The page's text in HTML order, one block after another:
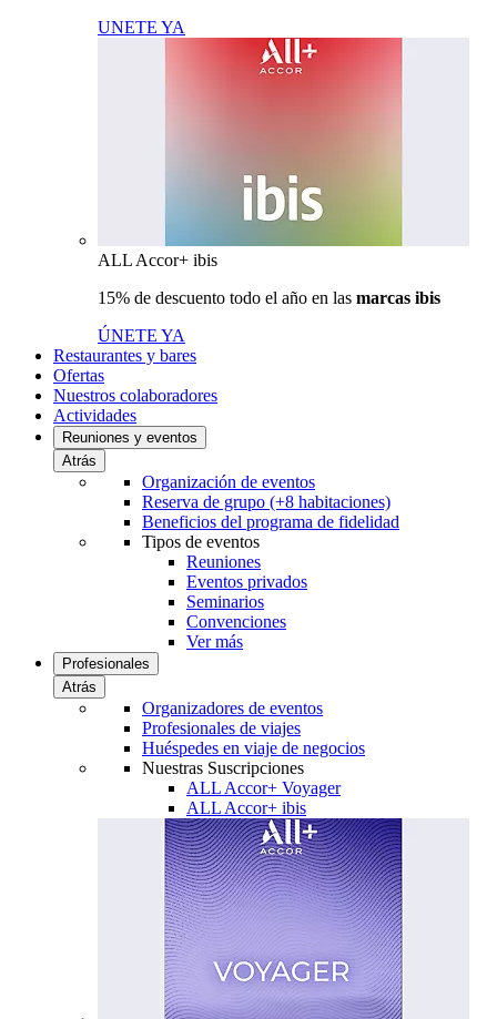
UNETE YA
ALL Accor+ ibis
15% de descuento todo el año en las marcas ibis
ÚNETE YA
Restaurantes y bares
Ofertas
Nuestros colaboradores
Actividades
Reuniones y eventos
Atrás
Organización de eventos
Reserva de grupo (+8 habitaciones)
Beneficios del programa de fidelidad
Tipos de eventos
Reuniones
Eventos privados
Seminarios
Convenciones
Ver más
Profesionales
Atrás
Organizadores de eventos
Profesionales de viajes
Huéspedes en viaje de negocios
Nuestras Suscripciones
ALL Accor+ Voyager
ALL Accor+ ibis